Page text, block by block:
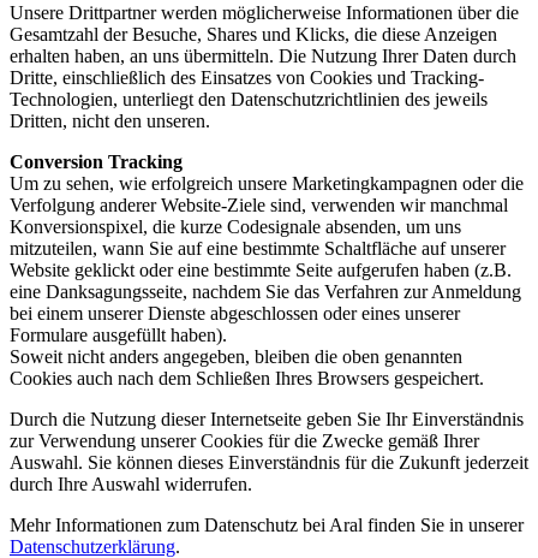
Unsere Drittpartner werden möglicherweise Informationen über die
Gesamtzahl der Besuche, Shares und Klicks, die diese Anzeigen
erhalten haben, an uns übermitteln. Die Nutzung Ihrer Daten durch
Dritte, einschließlich des Einsatzes von Cookies und Tracking-
Technologien, unterliegt den Datenschutzrichtlinien des jeweils
Dritten, nicht den unseren.
Conversion Tracking
Um zu sehen, wie erfolgreich unsere Marketingkampagnen oder die
Verfolgung anderer Website-Ziele sind, verwenden wir manchmal
Konversionspixel, die kurze Codesignale absenden, um uns
mitzuteilen, wann Sie auf eine bestimmte Schaltfläche auf unserer
Website geklickt oder eine bestimmte Seite aufgerufen haben (z.B.
eine Danksagungsseite, nachdem Sie das Verfahren zur Anmeldung
bei einem unserer Dienste abgeschlossen oder eines unserer
Formulare ausgefüllt haben).
Soweit nicht anders angegeben, bleiben die oben genannten
Cookies auch nach dem Schließen Ihres Browsers gespeichert.
Durch die Nutzung dieser Internetseite geben Sie Ihr Einverständnis
zur Verwendung unserer Cookies für die Zwecke gemäß Ihrer
Auswahl. Sie können dieses Einverständnis für die Zukunft jederzeit
durch Ihre Auswahl widerrufen.
Mehr Informationen zum Datenschutz bei Aral finden Sie in unserer
Datenschutzerklärung.